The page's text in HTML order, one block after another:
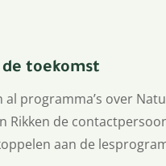
toekomst
al programma’s over
Rikken de
aan de